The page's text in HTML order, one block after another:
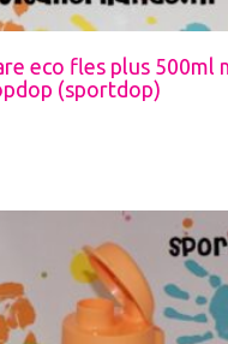
eco fles plus 500ml
(sportdop)